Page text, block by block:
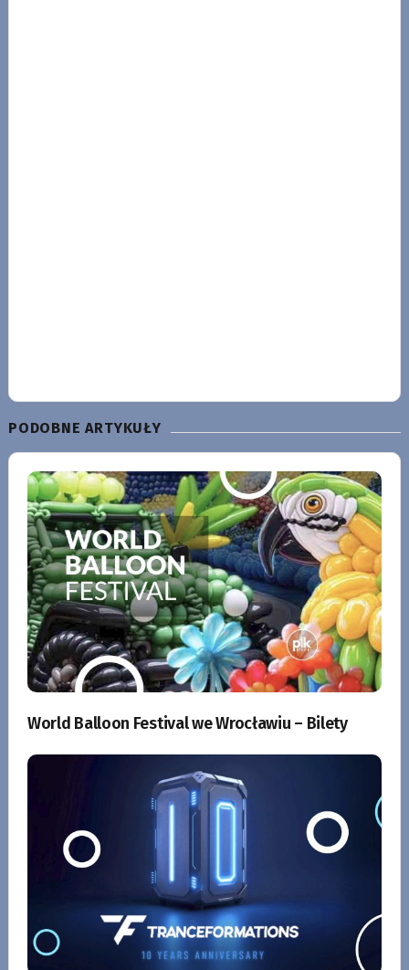
PODOBNE ARTYKUŁY
World Balloon Festival we Wrocławiu – Bilety